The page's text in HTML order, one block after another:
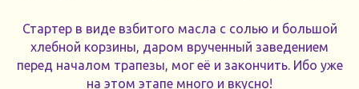
Стартер в виде взбитого масла с солью и большой
хлебной корзины, даром врученный заведением
перед началом трапезы, мог её и закончить. Ибо уже
на этом этапе много и вкусно!